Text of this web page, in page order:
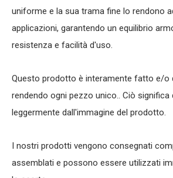
uniforme e la sua trama fine lo rendono
applicazioni, garantendo un equilibrio
resistenza e facilità d'uso.
Questo prodotto è interamente fatto e/o
rendendo ogni pezzo unico.. Ciò
leggermente dall'immagine del prodotto.
I nostri prodotti vengono consegnati
assemblati e possono essere utilizzati